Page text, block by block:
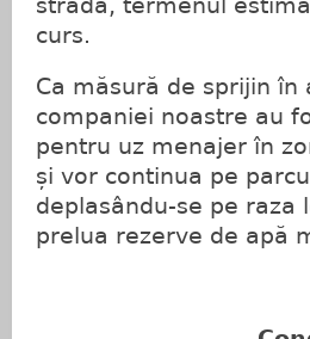
stradă, termenul
curs.
Ca măsură de sprijin
companiei noastre au
pentru uz menajer în
și vor continua pe
deplasându-se pe
prelua rezerve de apă